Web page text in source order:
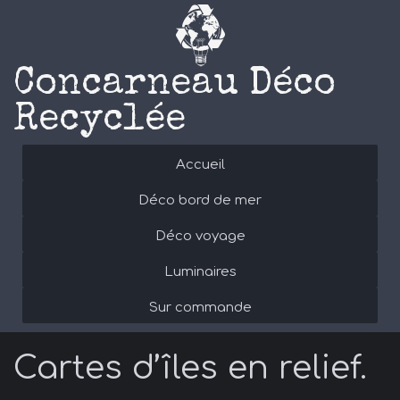
Concarneau Déco
Recyclée
Accueil
Déco bord de mer
Déco voyage
Luminaires
Sur commande
Cartes d’îles en relief.